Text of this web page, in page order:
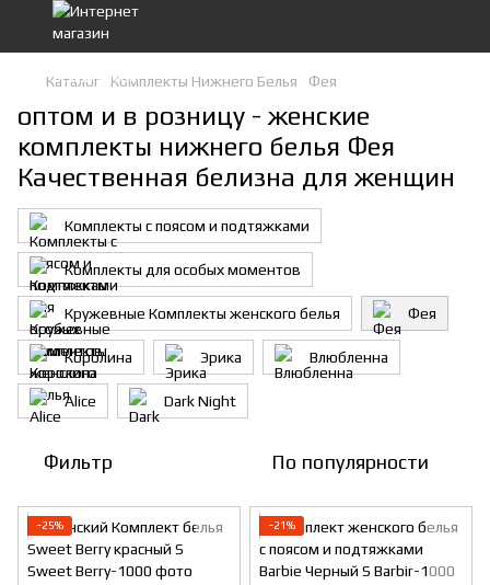
Каталог Комплекты Нижнего Белья Фея
оптом и в розницу - женские
комплекты нижнего белья Фея
Качественная белизна для женщин
Комплекты с поясом и подтяжками
Комплекты для особых моментов
Кружевные Комплекты женского белья Фея
Королина Эрика Влюбленна
Alice Dark Night
Фильтр По популярности
−25% −21%